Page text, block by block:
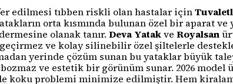
edilmesi tıbben riskli olan hastalar için
orta kısmında bulunan özel bir aparat ve
olanak tanır. Deva Yatakve Royalsan
ve kolay silinebilir özel şiltelerle
yerinde çözüm sunan bu yataklar büyük
ve estetik bir görünüm sunar. 2026
koku problemi minimize edilmiştir. Hem